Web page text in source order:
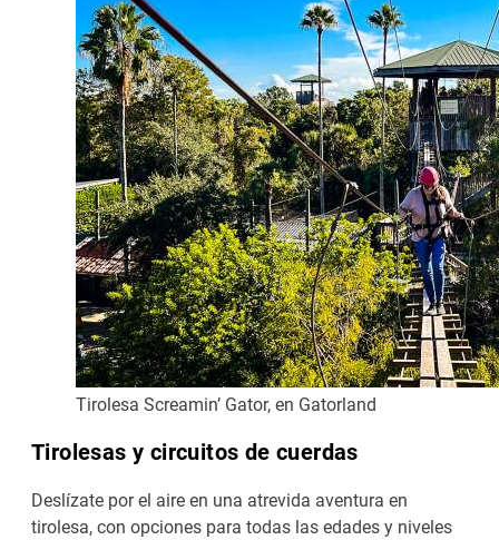
Tirolesa Screamin’ Gator, en Gatorland
Tirolesas y circuitos de cuerdas
Deslízate por el aire en una atrevida aventura en
tirolesa, con opciones para todas las edades y niveles